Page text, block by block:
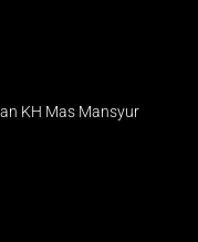
KH Mas Mansyur